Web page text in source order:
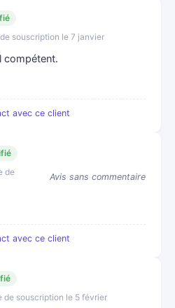
souscription le 7 janvier
compétent.
avec ce client
de
Avis sans commentaire
avec ce client
de souscription le 5 février